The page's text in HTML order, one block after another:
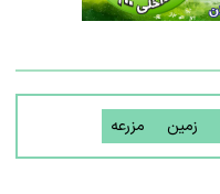
زمین مزرعه